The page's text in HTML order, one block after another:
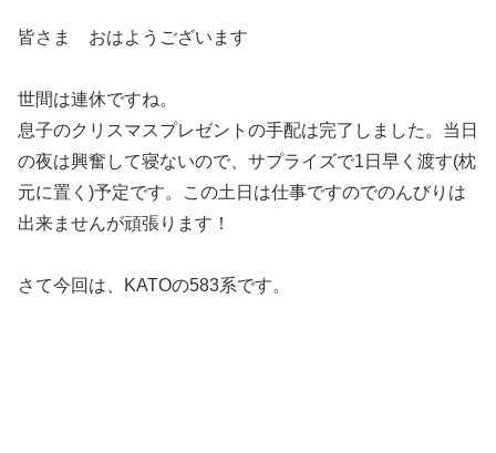
皆さま おはようございます
世間は連休ですね。
息子のクリスマスプレゼントの手配は完了しました。当日
の夜は興奮して寝ないので、サプライズで1日早く渡す(枕
元に置く)予定です。この土日は仕事ですのでのんびりは
出来ませんが頑張ります！
さて今回は、KATOの583系です。